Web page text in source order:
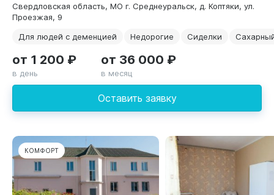
Свердловская область, МО г. Среднеуральск, д. Коптяки, ул.
Проезжая, 9
Для людей с деменцией
Недорогие Сиделки
Оставить заявку
от 1 200 ₽
в день
от 36 000 ₽
в месяц
КОМФОРТ